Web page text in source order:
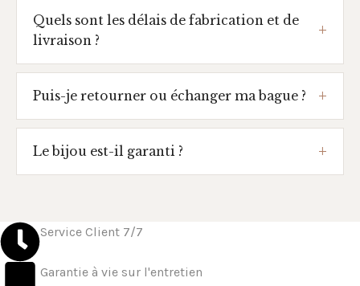
Quels sont les délais de fabrication et de
livraison ?
Puis-je retourner ou échanger ma bague ?
Le bijou est-il garanti ?
Service Client 7/7
Garantie à vie sur l'entretien